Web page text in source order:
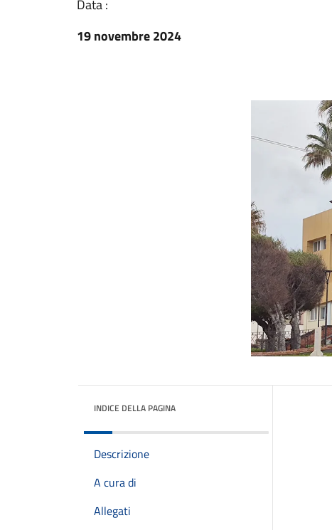
Data :
19 novembre 2024
INDICE DELLA PAGINA
Descrizione
A cura di
Allegati